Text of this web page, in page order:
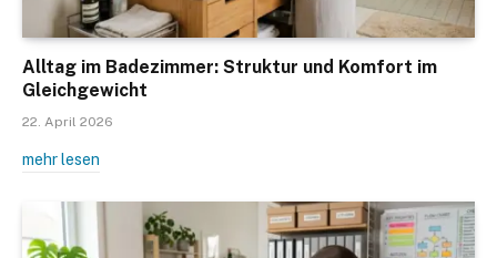
Alltag im Badezimmer: Struktur und Komfort im
Gleichgewicht
22. April 2026
mehr lesen